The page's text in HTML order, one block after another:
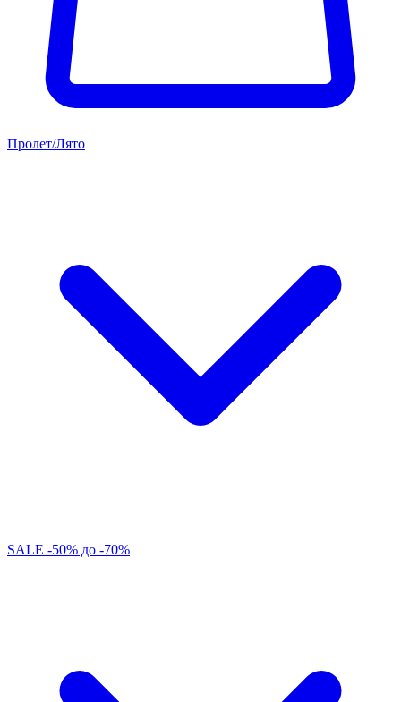
Пролет/Лято
SALE -50% до -70%